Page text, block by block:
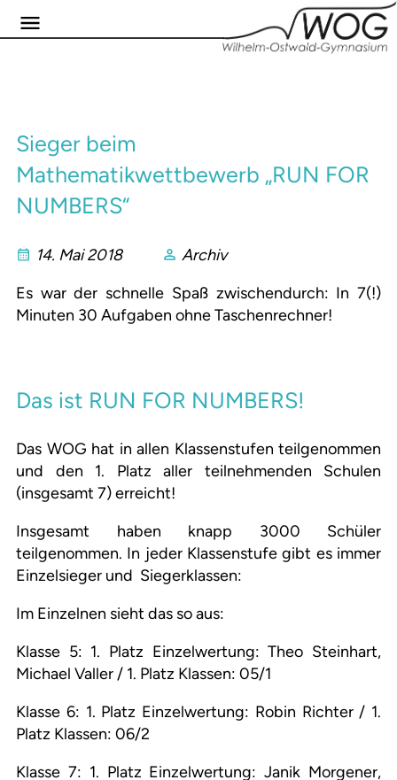
Sieger beim
Mathematikwettbewerb „RUN FOR
NUMBERS“
14. Mai 2018
Archiv
Es war der schnelle Spaß zwischendurch: In 7(!)
Minuten 30 Aufgaben ohne Taschenrechner!
Das ist RUN FOR NUMBERS!
Das WOG hat in allen Klassenstufen teilgenommen
und den 1. Platz aller teilnehmenden Schulen
(insgesamt 7) erreicht!
Insgesamt haben knapp 3000 Schüler
teilgenommen. In jeder Klassenstufe gibt es immer
Einzelsieger und Siegerklassen:
Im Einzelnen sieht das so aus:
Klasse 5: 1. Platz Einzelwertung: Theo Steinhart,
Michael Valler / 1. Platz Klassen: 05/1
Klasse 6: 1. Platz Einzelwertung: Robin Richter / 1.
Platz Klassen: 06/2
Klasse 7: 1. Platz Einzelwertung: Janik Morgener,